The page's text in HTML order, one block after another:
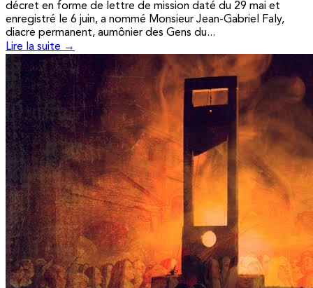
décret en forme de lettre de mission daté du 29 mai et
enregistré le 6 juin, a nommé Monsieur Jean-Gabriel Faly,
diacre permanent, aumônier des Gens du...
Lire la suite →